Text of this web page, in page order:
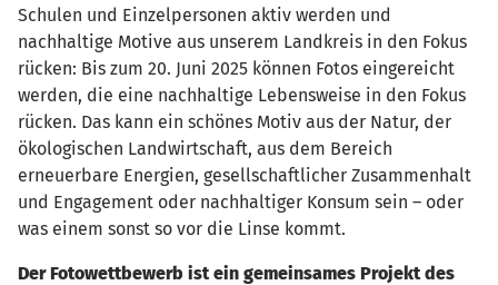
Schulen und Einzelpersonen aktiv werden und
nachhaltige Motive aus unserem Landkreis in den Fokus
rücken: Bis zum 20. Juni 2025 können Fotos eingereicht
werden, die eine nachhaltige Lebensweise in den Fokus
rücken. Das kann ein schönes Motiv aus der Natur, der
ökologischen Landwirtschaft, aus dem Bereich
erneuerbare Energien, gesellschaftlicher Zusammenhalt
und Engagement oder nachhaltiger Konsum sein – oder
was einem sonst so vor die Linse kommt.
Der Fotowettbewerb ist ein gemeinsames Projekt des